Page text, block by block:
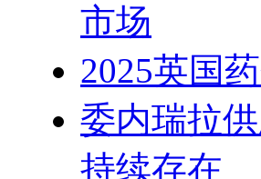
市场
2025英国
委内瑞拉
持续存在